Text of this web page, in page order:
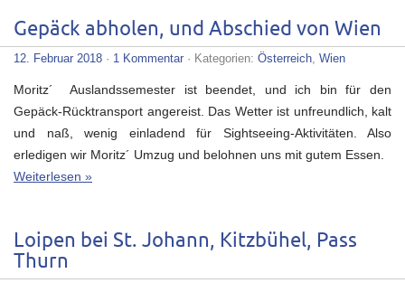
Gepäck abholen, und Abschied von Wien
12. Februar 2018 · 1 Kommentar · Kategorien: Österreich, Wien
Moritz´ Auslandssemester ist beendet, und ich bin für den
Gepäck-Rücktransport angereist. Das Wetter ist unfreundlich, kalt
und naß, wenig einladend für Sightseeing-Aktivitäten. Also
erledigen wir Moritz´ Umzug und belohnen uns mit gutem Essen.
Weiterlesen »
Loipen bei St. Johann, Kitzbühel, Pass
Thurn